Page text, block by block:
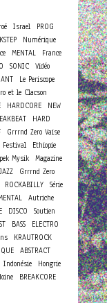
Israel
PROG
Numérique
MENTAL
France
SONIC Vidéo
Le Periscope
et le Clacson
HARDCORE
NEW
HARD
Grrrnd Zero Vaise
Festival
Ethiopie
Mysik
Magazine
JAZZ
Grrrnd Zero
ROCKABILLY Série
Autriche
DISCO
Soutien
BASS
ELECTRO
KRAUTROCK
ABSTRACT
Indonésie
Hongrie
BREAKCORE